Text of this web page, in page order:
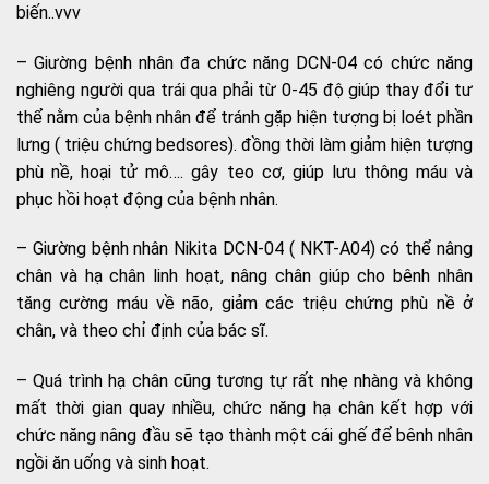
biến..vvv
– Giường bệnh nhân đa chức năng DCN-04 có chức năng
nghiêng người qua trái qua phải từ 0-45 độ giúp thay đổi tư
thể nằm của bệnh nhân để tránh gặp hiện tượng bị loét phần
lưng ( triệu chứng bedsores). đồng thời làm giảm hiện tượng
phù nề, hoại tử mô…. gây teo cơ, giúp lưu thông máu và
phục hồi hoạt động của bệnh nhân.
– Giường bệnh nhân Nikita DCN-04 ( NKT-A04) có thể nâng
chân và hạ chân linh hoạt, nâng chân giúp cho bênh nhân
tăng cường máu về não, giảm các triệu chứng phù nề ở
chân, và theo chỉ định của bác sĩ.
– Quá trình hạ chân cũng tương tự rất nhẹ nhàng và không
mất thời gian quay nhiều, chức năng hạ chân kết hợp với
chức năng nâng đầu sẽ tạo thành một cái ghế để bênh nhân
ngồi ăn uống và sinh hoạt.